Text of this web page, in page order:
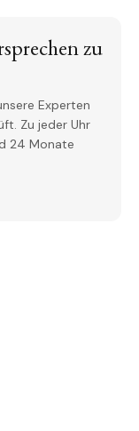
zu
Experten
Zu jeder Uhr
24 Monate